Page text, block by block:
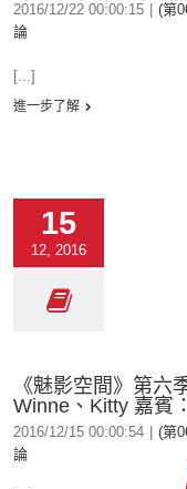
2016/12/22 00:00:15 (第
論
[...]
進一步了解
15
12, 2016
《魅影空間》第六
Winne、Kitty 嘉賓
2016/12/15 00:00:54 (第
論